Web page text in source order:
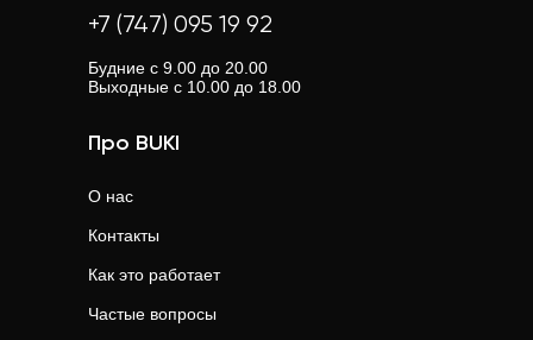
+7 (747) 095 19 92
Будние с 9.00 до 20.00
Выходные с 10.00 до 18.00
Про BUKI
О нас
Контакты
Как это работает
Частые вопросы